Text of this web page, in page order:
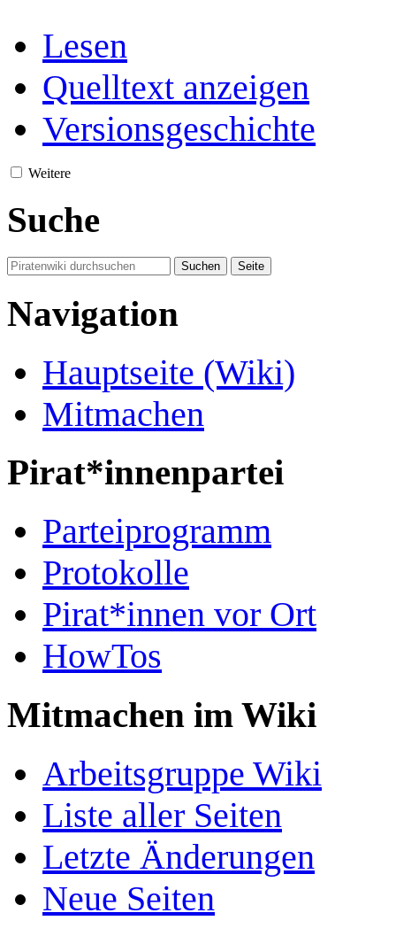
Lesen
Quelltext anzeigen
Versionsgeschichte
Weitere
Suche
Navigation
Hauptseite (Wiki)
Mitmachen
Pirat*innenpartei
Parteiprogramm
Protokolle
Pirat*innen vor Ort
HowTos
Mitmachen im Wiki
Arbeitsgruppe Wiki
Liste aller Seiten
Letzte Änderungen
Neue Seiten